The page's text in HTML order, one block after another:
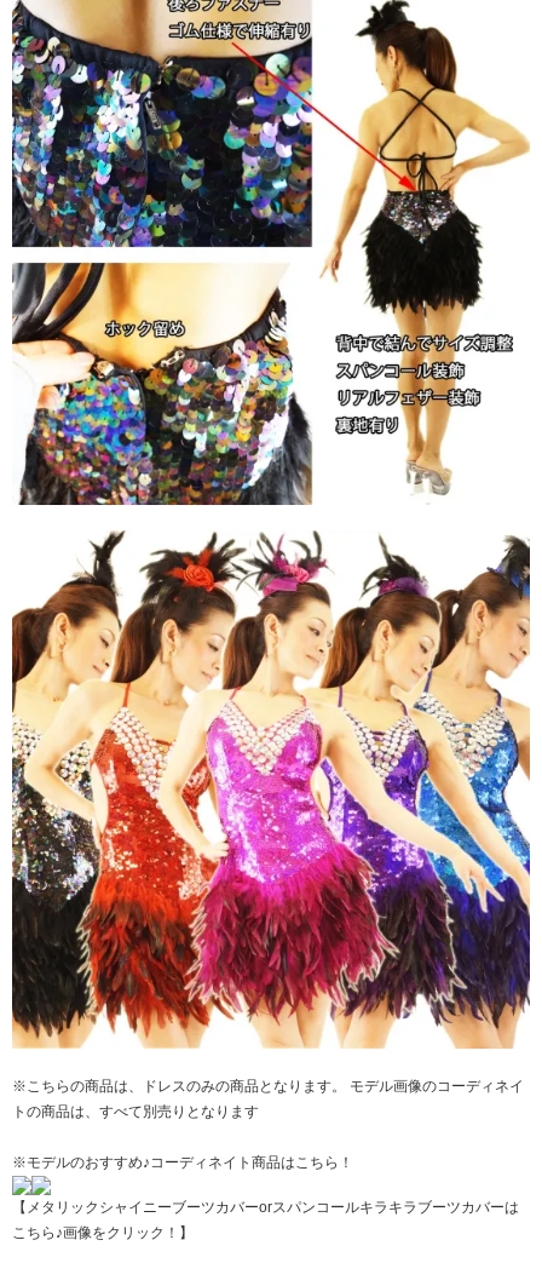
※こちらの商品は、ドレスのみの商品となります。 モデル画像のコーディネイ
トの商品は、すべて別売りとなります
※モデルのおすすめ♪コーディネイト商品はこちら！
【メタリックシャイニーブーツカバーorスパンコールキラキラブーツカバーは
こちら♪画像をクリック！】